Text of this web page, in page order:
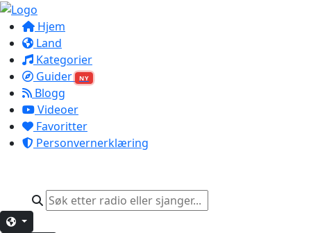
Hjem
Land
Kategorier
Guider
NY
Blogg
Videoer
Favoritter
Personvernerklæring